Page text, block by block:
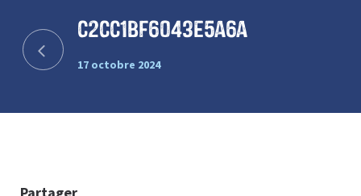
c2cc1bf6043e5a6a
17 octobre 2024
Partager